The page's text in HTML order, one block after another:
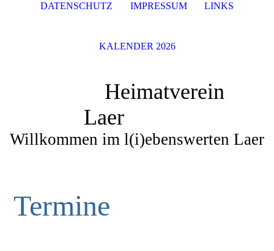
Heimatverein
Laer
Willkommen im l(i)ebenswerten Laer
Termine
DATENSCHUTZ IMPRESSUM LINKS
KALENDER 2026